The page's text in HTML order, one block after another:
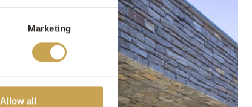
Marketing
Allow all